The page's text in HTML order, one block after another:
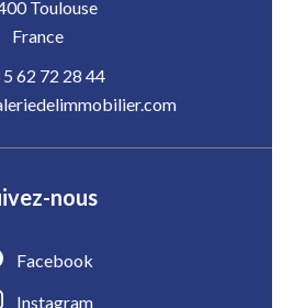
Toulouse
France
62 72 28 44
nous
Facebook
Instagram